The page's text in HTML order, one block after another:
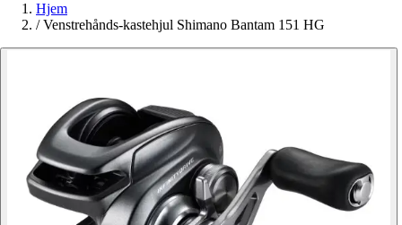
Hjem
/ Venstrehånds-kastehjul Shimano Bantam 151 HG